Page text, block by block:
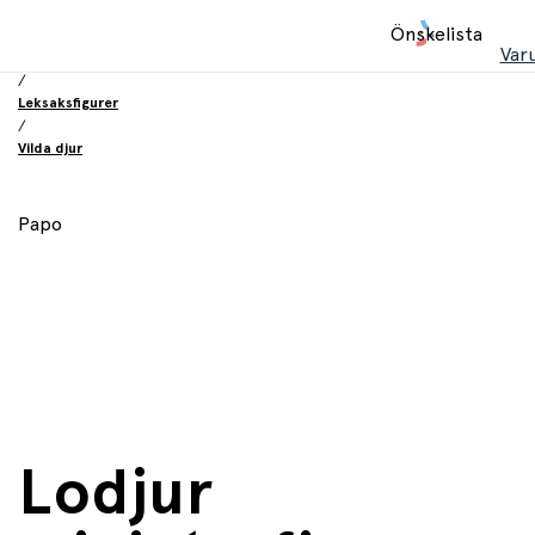
Önskelista
/
Leksaksfigurer
/
Vilda djur
Papo
Lodjur